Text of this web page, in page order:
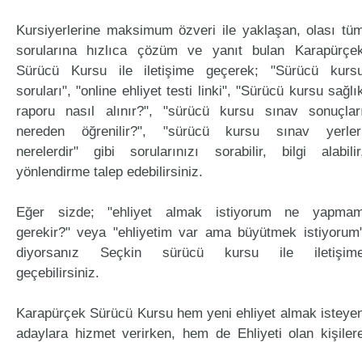
Kursiyerlerine maksimum özveri ile yaklaşan, olası
sorularına hızlıca çözüm ve yanıt bulan
Sürücü Kursu ile iletişime geçerek; "Sürücü
soruları", "online ehliyet testi linki", "Sürücü kursu
raporu nasıl alınır?", "sürücü kursu sınav
nereden öğrenilir?", "sürücü kursu sınav
nerelerdir" gibi sorularınızı sorabilir, bilgi
yönlendirme talep edebilirsiniz.
Eğer sizde; "ehliyet almak istiyorum ne
gerekir?" veya "ehliyetim var ama büyütmek
diyorsanız Seçkin sürücü kursu ile
geçebilirsiniz.
Karapürçek Sürücü Kursu hem yeni ehliyet almak
adaylara hizmet verirken, hem de Ehliyeti olan